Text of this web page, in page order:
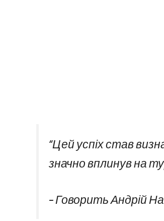
“Цей успіх став
значно вплинув на
– Говорить Андрій